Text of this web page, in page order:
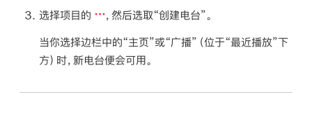
选择项目的 ，然后选取“创建电台”。
当你选择边栏中的“主页”或“广播”（位于“最近播放”下
方）时，新电台便会可用。